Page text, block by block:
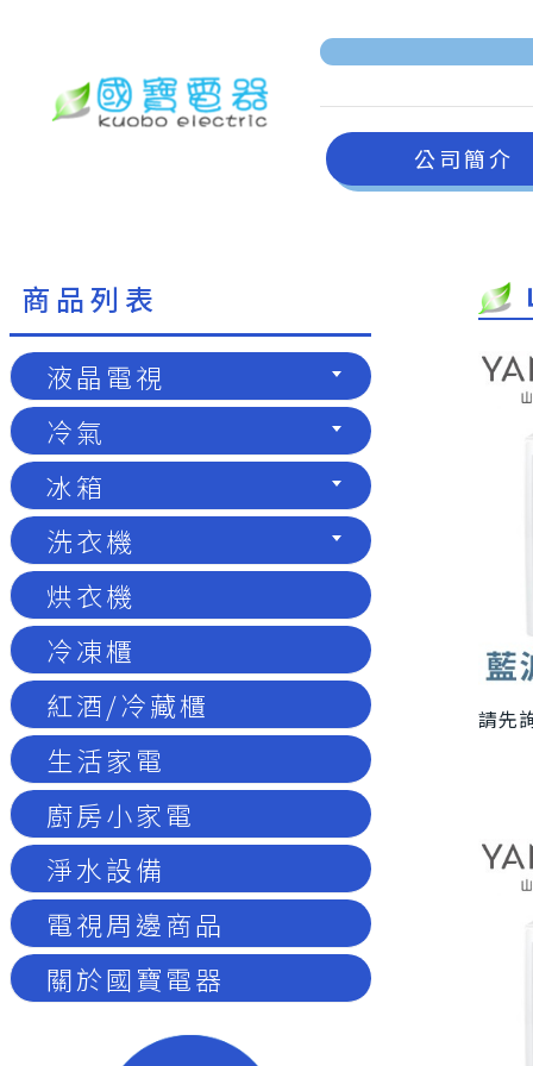
公司簡介
商品列表
液晶電視
冷氣
冰箱
洗衣機
烘衣機
冷凍櫃
紅酒/冷藏櫃
生活家電
廚房小家電
淨水設備
電視周邊商品
關於國寶電器
請先